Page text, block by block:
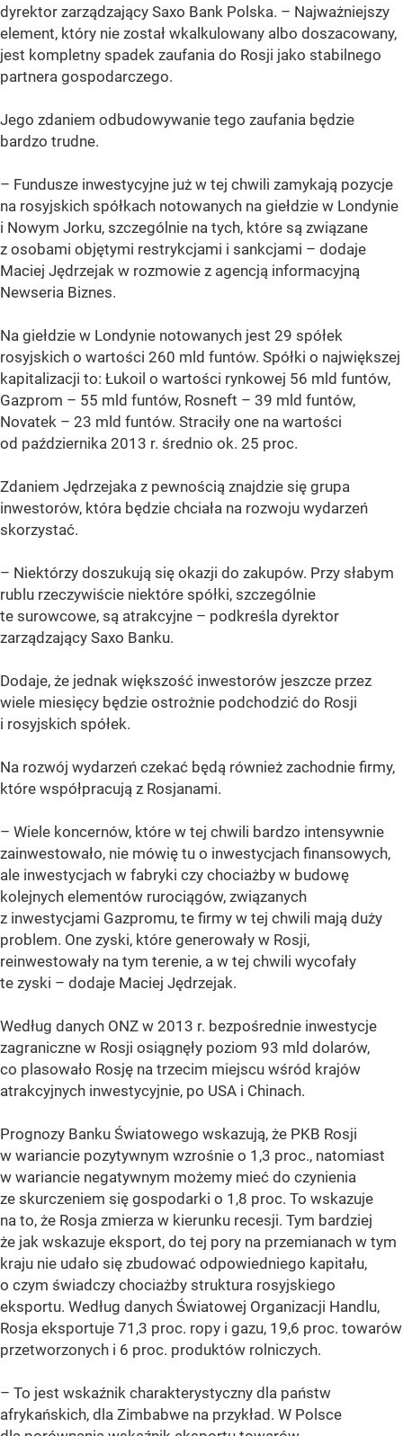
dyrektor zarządzający Saxo Bank Polska. – Najważniejszy
element, który nie został wkalkulowany albo doszacowany,
jest kompletny spadek zaufania do Rosji jako stabilnego
partnera gospodarczego.
Jego zdaniem odbudowywanie tego zaufania będzie
bardzo trudne.
– Fundusze inwestycyjne już w tej chwili zamykają pozycje
na rosyjskich spółkach notowanych na giełdzie w Londynie
i Nowym Jorku, szczególnie na tych, które są związane
z osobami objętymi restrykcjami i sankcjami – dodaje
Maciej Jędrzejak w rozmowie z agencją informacyjną
Newseria Biznes.
Na giełdzie w Londynie notowanych jest 29 spółek
rosyjskich o wartości 260 mld funtów. Spółki o największej
kapitalizacji to: Łukoil o wartości rynkowej 56 mld funtów,
Gazprom – 55 mld funtów, Rosneft – 39 mld funtów,
Novatek – 23 mld funtów. Straciły one na wartości
od października 2013 r. średnio ok. 25 proc.
Zdaniem Jędrzejaka z pewnością znajdzie się grupa
inwestorów, która będzie chciała na rozwoju wydarzeń
skorzystać.
– Niektórzy doszukują się okazji do zakupów. Przy słabym
rublu rzeczywiście niektóre spółki, szczególnie
te surowcowe, są atrakcyjne – podkreśla dyrektor
zarządzający Saxo Banku.
Dodaje, że jednak większość inwestorów jeszcze przez
wiele miesięcy będzie ostrożnie podchodzić do Rosji
i rosyjskich spółek.
Na rozwój wydarzeń czekać będą również zachodnie firmy,
które współpracują z Rosjanami.
– Wiele koncernów, które w tej chwili bardzo intensywnie
zainwestowało, nie mówię tu o inwestycjach finansowych,
ale inwestycjach w fabryki czy chociażby w budowę
kolejnych elementów rurociągów, związanych
z inwestycjami Gazpromu, te firmy w tej chwili mają duży
problem. One zyski, które generowały w Rosji,
reinwestowały na tym terenie, a w tej chwili wycofały
te zyski – dodaje Maciej Jędrzejak.
Według danych ONZ w 2013 r. bezpośrednie inwestycje
zagraniczne w Rosji osiągnęły poziom 93 mld dolarów,
co plasowało Rosję na trzecim miejscu wśród krajów
atrakcyjnych inwestycyjnie, po USA i Chinach.
Prognozy Banku Światowego wskazują, że PKB Rosji
w wariancie pozytywnym wzrośnie o 1,3 proc., natomiast
w wariancie negatywnym możemy mieć do czynienia
ze skurczeniem się gospodarki o 1,8 proc. To wskazuje
na to, że Rosja zmierza w kierunku recesji. Tym bardziej
że jak wskazuje eksport, do tej pory na przemianach w tym
kraju nie udało się zbudować odpowiedniego kapitału,
o czym świadczy chociażby struktura rosyjskiego
eksportu. Według danych Światowej Organizacji Handlu,
Rosja eksportuje 71,3 proc. ropy i gazu, 19,6 proc. towarów
przetworzonych i 6 proc. produktów rolniczych.
– To jest wskaźnik charakterystyczny dla państw
afrykańskich, dla Zimbabwe na przykład. W Polsce